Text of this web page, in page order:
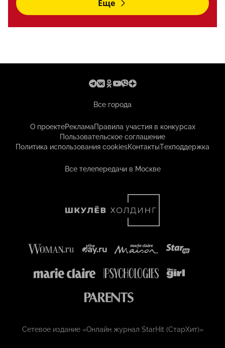
Еще
Все города
О проектеРекламаПравила участия в конкурсах
Пользовательское соглашение
Политика использования cookiesКонтактыТехподдержка
Все телепередачи в Москве
Сетевое издание «Онлайн журнал StarHit (СтарХит)»